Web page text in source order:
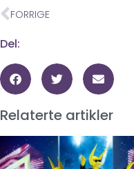
FORRIGE
Del:
Relaterte artikler